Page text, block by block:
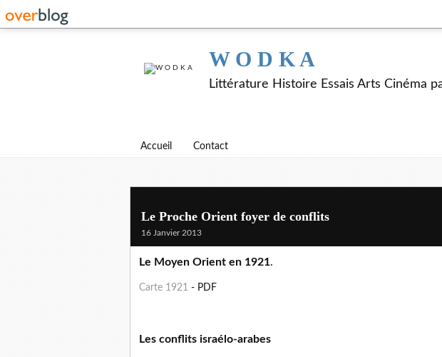
W O D K A
Littérature Histoire Essais Arts Cinéma
Accueil Contact
Le Proche Orient foyer de conflits
16 Janvier 2013
Le Moyen Orient en 1921.
Carte 1921 - PDF
Les conflits israélo-arabes